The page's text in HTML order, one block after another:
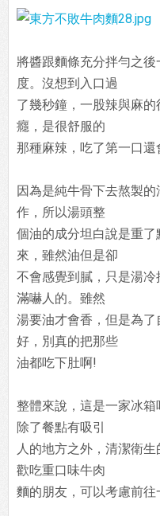
將醬跟麵條充分拌勻之
度。沒想到入口過
了幾秒鐘，一股辣與麻
癮，是很舒服的
那種麻辣，吃了第一口
因為是純牛骨下去熬製
作，所以湯頭整
個油的成分坦白說是重
來，雖然油但是卻
不會感覺到膩，只是湯
滿嚇人的。雖然
湯要油才會香，但是為
好，別真的把那些
油都吃下肚啊!
整體來說，這是一家冰箱
除了餐點有吸引
人的地方之外，清潔衛
歡吃重口味牛肉
麵的朋友，可以考慮前往